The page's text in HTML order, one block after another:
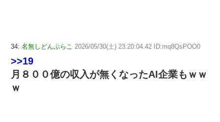
34: 名無しどんぶらこ 2026/05/30(土) 23:20:04.42 ID:mq8QsPOO0
>>19
月８００億の収入が無くなったAI企業もｗｗ
ｗ